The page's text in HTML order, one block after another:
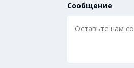
Сообщение